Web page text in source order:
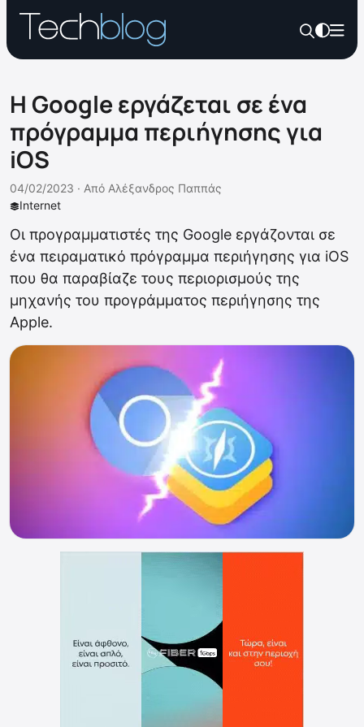
Η Google εργάζεται σε ένα
πρόγραμμα περιήγησης για
iOS
Internet
04/02/2023 · Από Αλέξανδρος Παππάς
Οι προγραμματιστές της Google εργάζονται σε
ένα πειραματικό πρόγραμμα περιήγησης για iOS
που θα παραβίαζε τους περιορισμούς της
μηχανής του προγράμματος περιήγησης της
Apple.